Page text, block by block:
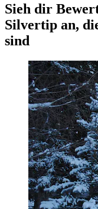
Sieh dir
Silvertip an,
sind